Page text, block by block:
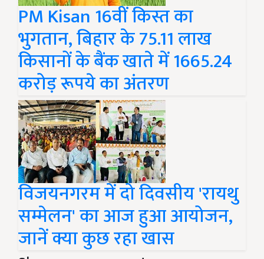
PM Kisan 16वीं किस्त का
भुगतान, बिहार के 75.11 लाख
किसानों के बैंक खाते में 1665.24
करोड़ रूपये का अंतरण
विजयनगरम में दो दिवसीय 'रायथु
सम्मेलन' का आज हुआ आयोजन,
जानें क्या कुछ रहा खास